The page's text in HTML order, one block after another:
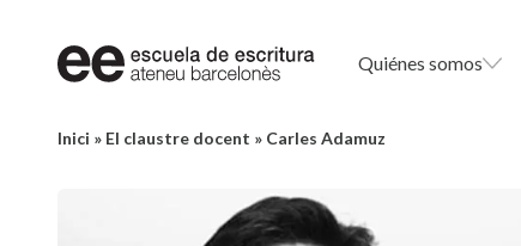
Quiénes somos
Inici » El claustre docent » Carles Adamuz